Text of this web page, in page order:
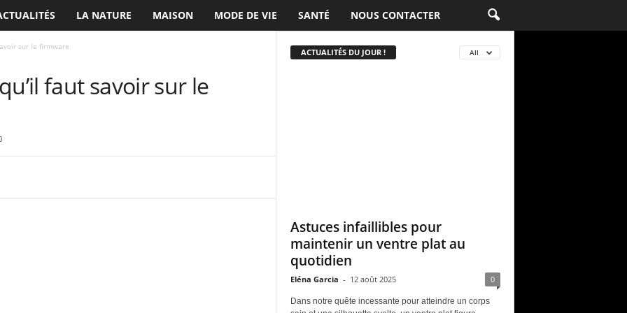
LA NATURE MAISON MODE DE VIE SANTÉ NOUS CONTACTER
sur le firmware
faut savoir sur le
ACTUALITÉS DU JOUR ! All
Astuces infaillibles pour
maintenir un ventre plat au
quotidien
Eléna Garcia - 12 août 2025 0
Dans notre quête incessante pour atteindre un corps